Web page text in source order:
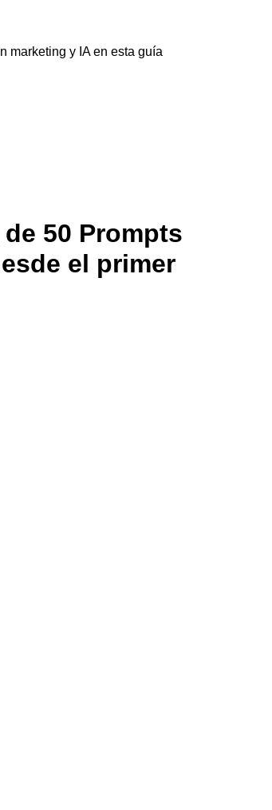
marketing y IA en esta guía
50 Prompts
el primer